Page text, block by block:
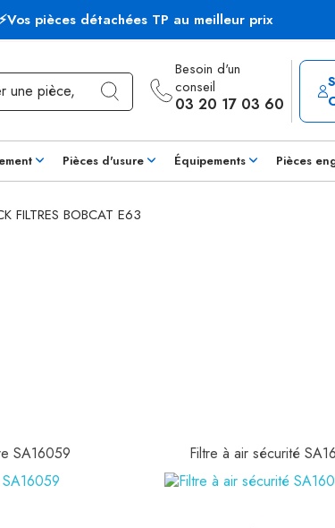
pièces détachées TP au meilleur prix
Besoin d'un
conseil
03 20 17 03 60
Pièces d'usure Équipements Pièces
FILTRES BOBCAT E63
SA16059 Filtre à air sécurité